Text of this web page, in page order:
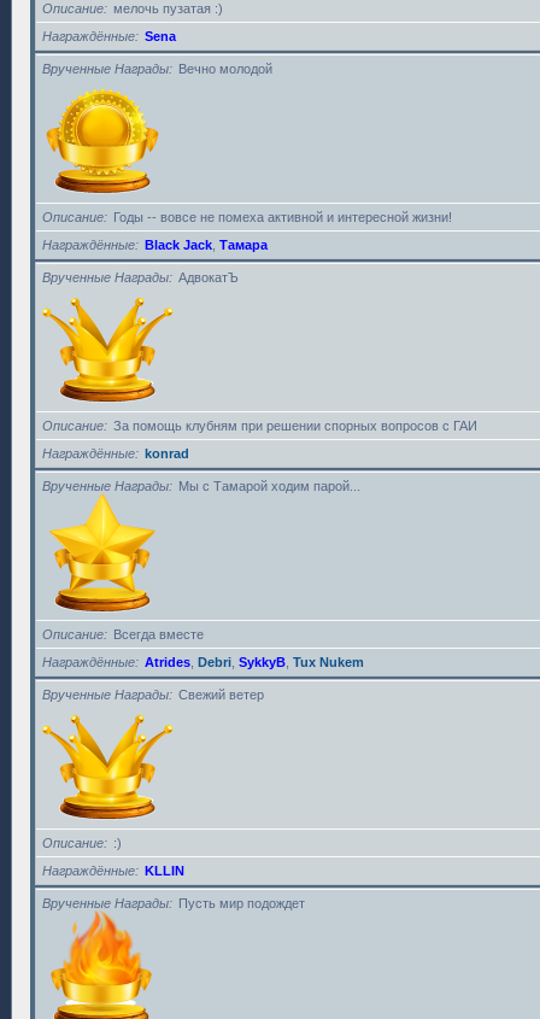
Описание
мелочь пузатая :)
Награждённые
Sena
Врученные Награды Вечно молодой
Описание
Годы -- вовсе не помеха активной и интересной жизни!
Награждённые
Black Jack Тамара
Врученные Награды АдвокатЪ
Описание
За помощь клубням при решении спорных вопросов с ГАИ
Награждённые
konrad
Врученные Награды Мы с Тамарой ходим парой...
Описание
Всегда вместе
Награждённые
Atrides Debri SykkyB Tux Nukem
Врученные Награды Свежий ветер
Описание
:)
Награждённые
KLLIN
Врученные Награды Пусть мир подождет